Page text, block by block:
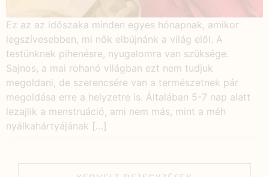
Ez az az időszaka minden egyes hónapnak, amikor
legszívesebben, mi nők elbújnánk a világ elől. A
testünknek pihenésre, nyugalomra van szüksége.
Sajnos, a mai rohanó világban ezt nem tudjuk
megoldani, de szerencsére van a természetnek pár
megoldása erre a helyzetre is. Általában 5-7 nap alatt
lezajlik a menstruáció, ami nem más, mint a méh
nyálkahártyájának […]